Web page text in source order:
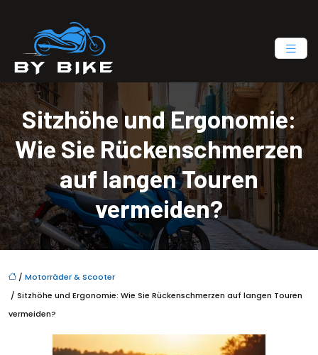
Sitzhöhe und Ergonomie:
Wie Sie Rückenschmerzen
auf langen Touren
vermeiden?
/ Motorräder & Scooter
/ Sitzhöhe und Ergonomie: Wie Sie Rückenschmerzen auf langen Touren
vermeiden?